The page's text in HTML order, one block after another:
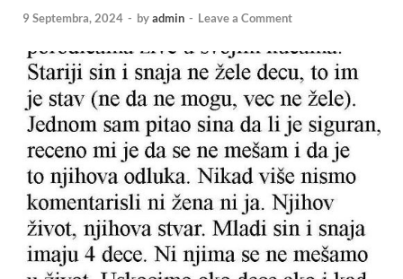
9 Septembra, 2024 - byadmin - Leave a Comment